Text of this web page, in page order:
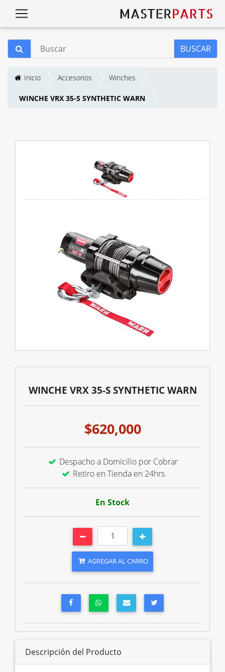
BUSCAR
Inicio Accesorios Winches
WINCHE VRX 35-S SYNTHETIC WARN
WINCHE VRX 35-S SYNTHETIC WARN
$620,000
Despacho a Domicilio por Cobrar
Retiro en Tienda en 24hrs
En Stock
AGREGAR AL CARRO
Descripción del Producto